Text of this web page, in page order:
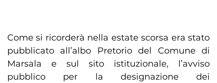
Come si ricorderà nella estate scorsa era stato
pubblicato all’albo Pretorio del Comune di
Marsala e sul sito istituzionale, l’avviso
pubblico per la designazione dei